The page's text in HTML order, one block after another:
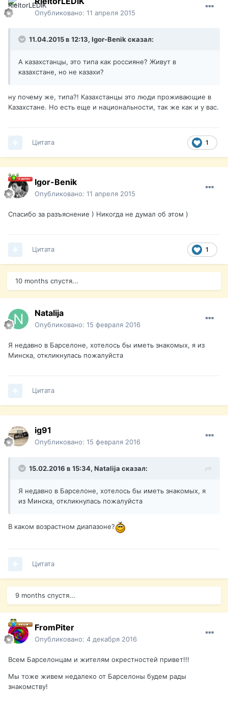
Опубликовано: 11 апреля 2015
11.04.2015 в 12:13, Igor-Benik сказал:
А казахстанцы, это типа как россияне? Живут в
казахстане, но не казахи?
ну почему же, типа?! Казахстанцы это люди проживающие в
Казахстане. Но есть еще и национальности, так же как и у вас.
1
Цитата
Igor-Benik
Опубликовано: 11 апреля 2015
Спасибо за разъяснение ) Никогда не думал об этом )
1
Цитата
10 months спустя...
Natalija
Опубликовано: 15 февраля 2016
Я недавно в Барселоне, хотелось бы иметь знакомых, я из
Минска, откликнулась пожалуйста
Цитата
ig91
Опубликовано: 15 февраля 2016
15.02.2016 в 15:34, Natalija сказал:
Я недавно в Барселоне, хотелось бы иметь знакомых, я
из Минска, откликнулась пожалуйста
В каком возрастном диапазоне?
Цитата
9 months спустя...
FromPiter
Опубликовано: 4 декабря 2016
Всем Барселонцам и жителям окрестностей привет!!!
Мы тоже живем недалеко от Барселоны будем рады
знакомству!